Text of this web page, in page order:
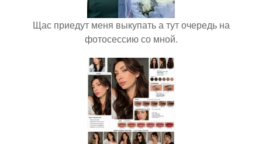
Щас приедут меня выкупать а тут очередь на
фотосессию со мной.